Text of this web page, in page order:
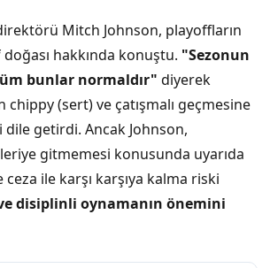
Mitch Johnson, playoffların
hakkında konuştu. "Sezonun
bunlar normaldır" diyerek
chippy (sert) ve çatışmalı geçmesine
getirdi. Ancak Johnson,
gitmemesi konusunda uyarıda
ile karşı karşıya kalma riski
disiplinli oynamanın önemini